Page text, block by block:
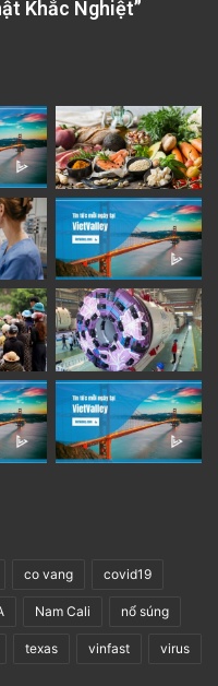
Khắc Nghiệt”
co vang covid19
Nam Cali nổ súng
texas vinfast virus